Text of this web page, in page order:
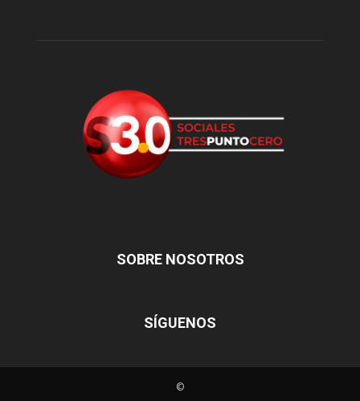
SOBRE NOSOTROS
SÍGUENOS
©